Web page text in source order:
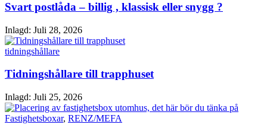
Svart postlåda – billig , klassisk eller snygg ?
Inlagd: Juli 28, 2026
tidningshållare
Tidningshållare till trapphuset
Inlagd: Juli 25, 2026
Fastighetsboxar, RENZ/MEFA